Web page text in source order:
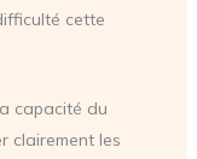
cette
capacité du
clairement les